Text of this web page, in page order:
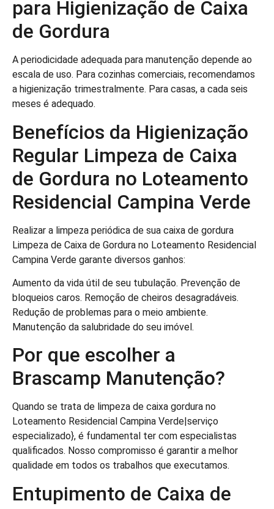
para Higienização de Caixa
de Gordura
A periodicidade adequada para manutenção depende ao
escala de uso. Para cozinhas comerciais, recomendamos
a higienização trimestralmente. Para casas, a cada seis
meses é adequado.
Benefícios da Higienização
Regular Limpeza de Caixa
de Gordura no Loteamento
Residencial Campina Verde
Realizar a limpeza periódica de sua caixa de gordura
Limpeza de Caixa de Gordura no Loteamento Residencial
Campina Verde garante diversos ganhos:
Aumento da vida útil de seu tubulação. Prevenção de
bloqueios caros. Remoção de cheiros desagradáveis.
Redução de problemas para o meio ambiente.
Manutenção da salubridade do seu imóvel.
Por que escolher a
Brascamp Manutenção?
Quando se trata de limpeza de caixa gordura no
Loteamento Residencial Campina Verde|serviço
especializado}, é fundamental ter com especialistas
qualificados. Nosso compromisso é garantir a melhor
qualidade em todos os trabalhos que executamos.
Entupimento de Caixa de